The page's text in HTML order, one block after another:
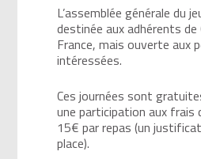
L’assemblée générale du
destinée aux adhérents
France, mais ouverte aux
intéressées.
Ces journées sont
une participation aux frais
15€ par repas (un
place).